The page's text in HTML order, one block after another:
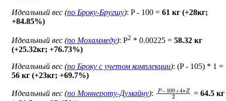
Идеальный вес (по Броку-Бругшу): P - 100 = 61 кг (+28кг;
+84.85%)
Идеальный вес (по Мохаммеду): P2 * 0.00225 = 58.32 кг
(+25.32кг; +76.73%)
Идеальный вес (по Броку c учетом комплекции): (P - 105) * 1 =
56 кг (+23кг; +69.7%)
Идеальный вес (по Моннероту-Думайну): P− 100 +4∗ 2
=64.5 кг